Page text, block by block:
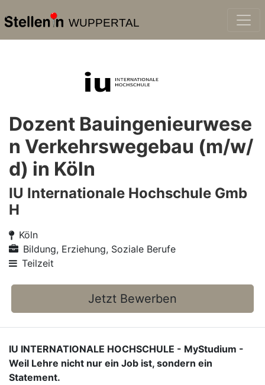
WUPPERTAL
Dozent Bauingenieurwese
n Verkehrswegebau (m/w/
d) in Köln
IU Internationale Hochschule Gmb
H
Köln
Bildung, Erziehung, Soziale Berufe
Teilzeit
Jetzt Bewerben
IU INTERNATIONALE HOCHSCHULE - MyStudium -
Weil Lehre nicht nur ein Job ist, sondern ein
Statement.